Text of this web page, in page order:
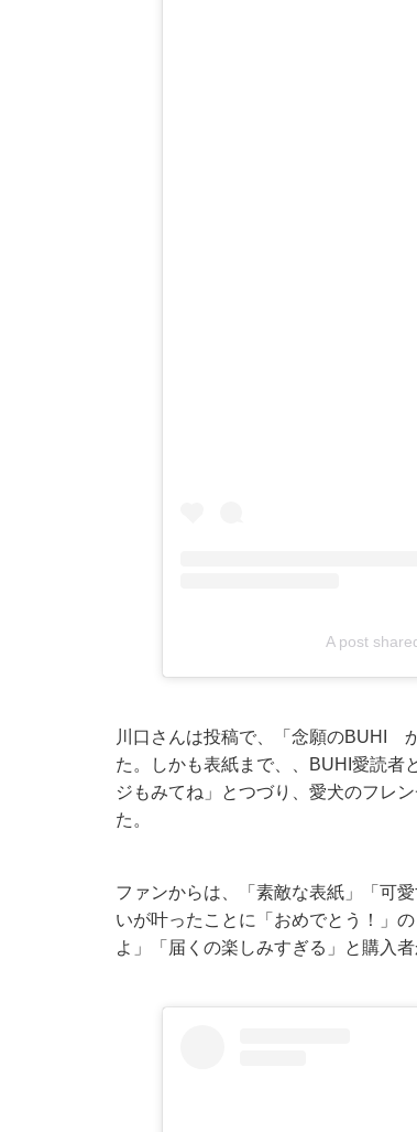
A post
川口さんは投稿で、「念願のBUHI
た。しかも表紙まで、、BUHI愛読者
ジもみてね」とつづり、愛犬のフレ
た。
ファンからは、「素敵な表紙」「可
いが叶ったことに「おめでとう！」
よ」「届くの楽しみすぎる」と購入者